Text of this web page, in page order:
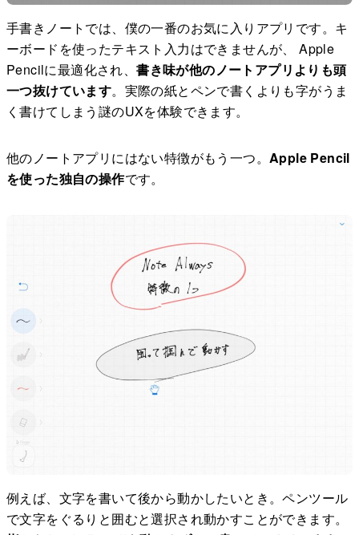
手書きノートでは、僕の一番のお気に入りアプリです。キ
ーボードを使ったテキスト入力はできませんが、 Apple
Pencilに最適化され、書き味が他のノートアプリよりも頭
一つ抜けています。実際の紙とペンで書くよりも字がうま
く書けてしまう謎のUXを体験できます。
他のノートアプリにはない特徴がもう一つ。 Apple Pencil
を使った独自の操作です。
例えば、文字を書いて後から動かしたいとき。ペンツール
で文字をぐるりと囲むと選択され動かすことができます。